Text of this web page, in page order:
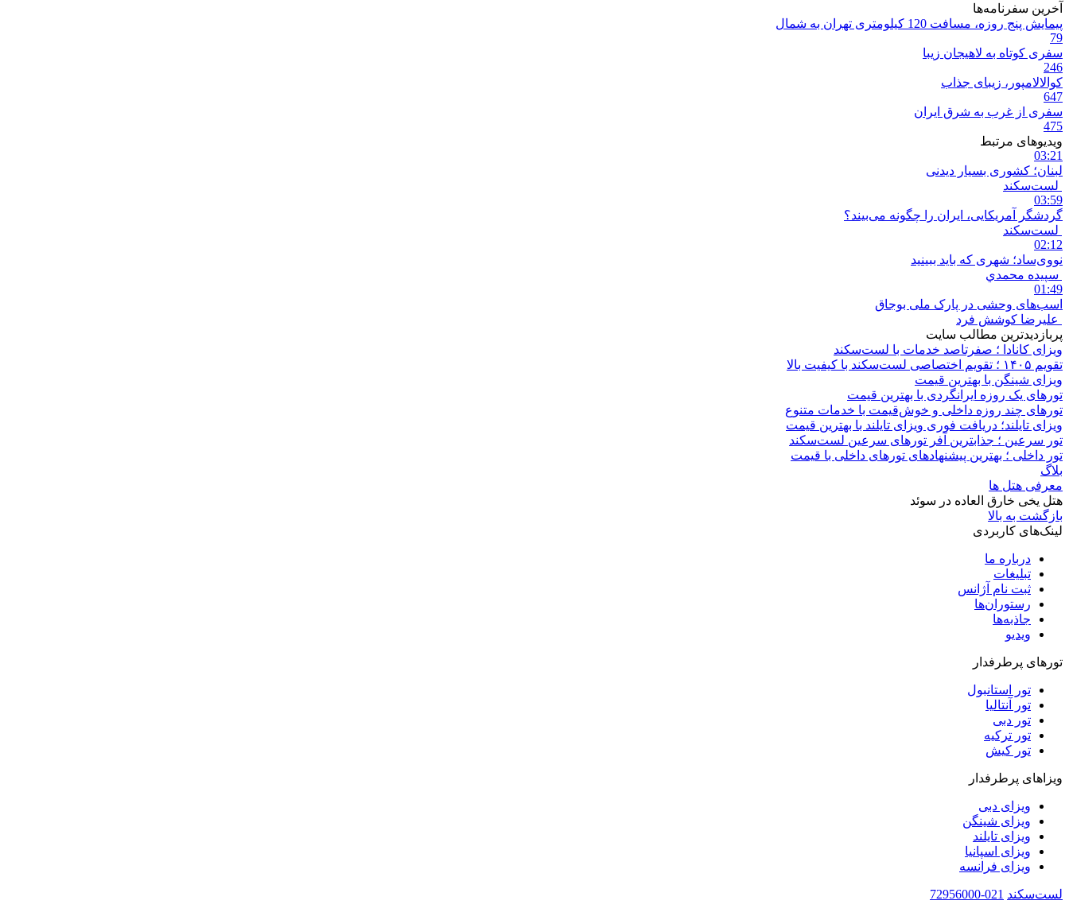
آخرین سفرنامه‌ها
پیمایش پنج روزه، مسافت 120 کیلومتری تهران به شمال
79
سفری کوتاه به لاهیجان زیبا
246
کوالالامپور، زیبای جذاب
647
سفری از غرب به شرق ایران
475
ویدیوهای مرتبط
03:21
لبنان؛ کشوری بسیار دیدنی
لست‌سکند
03:59
گردشگر آمریکایی، ایران را چگونه می‌بیند؟
لست‌سکند
02:12
نووی‌ساد؛ شهری که باید ببینید
سپيده محمدي
01:49
اسب‌های وحشی در پارک ملی بوجاق
علیرضا کوشش فرد
پربازدیدترین مطالب سایت
ویزای کانادا ؛ صفرتاصد خدمات با لست‌سکند
تقویم ۱۴۰۵ ؛ تقویم اختصاصی لست‌سکند با کیفیت بالا
ویزای شینگن با بهترین قیمت
تورهای یک روزه ایرانگردی با بهترین قیمت
تورهای چند روزه داخلی و خوش‌قیمت با خدمات متنوع
ویزای تایلند؛ دریافت فوری ویزای تایلند با بهترین قیمت
تور سرعین ؛ جذابترین آفر تورهای سرعین لست‌سکند
تور داخلی ؛ بهترین پیشنهادهای تورهای داخلی با قیمت
بلاگ
معرفی هتل ها
هتل یخی خارق العاده در سوئد
بازگشت به بالا
لینک‌های کاربردی
درباره ما
تبلیغات
ثبت نام آژانس
رستوران‌ها
جاذبه‌ها
ویدیو‌
تورهای پرطرفدار
تور استانبول
تور آنتالیا
تور دبی
تور ترکیه
تور کیش
ویزاهای پرطرفدار
ویزای دبی
ویزای شینگن
ویزای تایلند
ویزای اسپانیا
ویزای فرانسه
لست‌سکند 021-72956000